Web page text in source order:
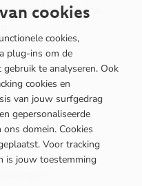
om de inhoud te
cookies
cookies,
plug-ins om de
te analyseren. Ook
cookies en
van jouw surfgedrag
gepersonaliseerde
domein. Cookies
Voor tracking
is jouw toestemming